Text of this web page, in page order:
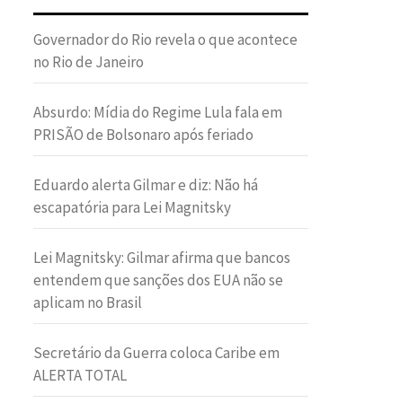
Governador do Rio revela o que acontece
no Rio de Janeiro
Absurdo: Mídia do Regime Lula fala em
PRISÃO de Bolsonaro após feriado
Eduardo alerta Gilmar e diz: Não há
escapatória para Lei Magnitsky
Lei Magnitsky: Gilmar afirma que bancos
entendem que sanções dos EUA não se
aplicam no Brasil
Secretário da Guerra coloca Caribe em
ALERTA TOTAL